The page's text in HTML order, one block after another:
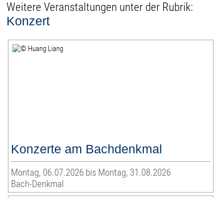
Weitere Veranstaltungen unter der Rubrik:
Konzert
Konzerte am Bachdenkmal
Montag, 06.07.2026 bis Montag, 31.08.2026
Bach-Denkmal